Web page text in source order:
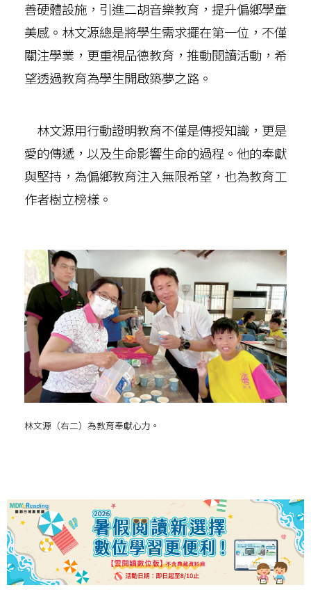
善硬體設施，引進二胡音樂教育，提升偏鄉學童
美感。林文源總是將學生需求擺在第一位，不僅
關注學業，更重視品德教育，推動閱讀活動，希
望透過教育為學生開啟築夢之路。
林文源用行動證明教育不僅是傳授知識，更是
愛的傳遞，以及生命影響生命的過程。他的奉獻
與堅持，為偏鄉教育注入無限希望，也為教育工
作者樹立榜樣。
林文源（右二）為教育奉獻心力。